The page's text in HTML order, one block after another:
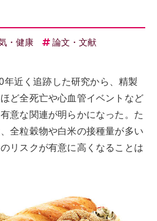
・健康 論文・文献
年近く追跡した研究から、精製
ど全死亡や心血管イベントなど
意な関連が明らかになった。た
全粒穀物や白米の接種量が多い
リスクが有意に高くなることは